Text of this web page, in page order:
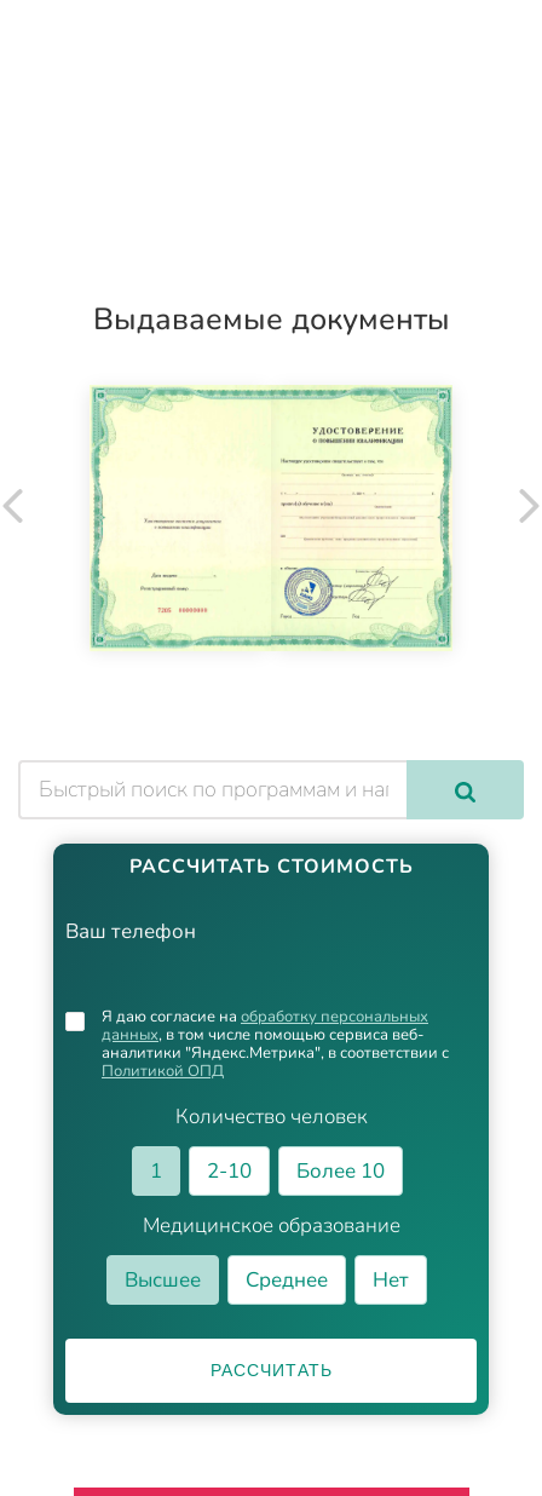
Выдаваемые документы
РАССЧИТАТЬ СТОИМОСТЬ
Ваш телефон
Количество человек
1
2-10
Более 10
Медицинское образование
Высшее
Среднее Нет
Я даю согласие на обработку персональных
данных, в том числе помощью сервиса веб-
аналитики "Яндекс.Метрика", в соответствии с
Политикой ОПД
РАССЧИТАТЬ